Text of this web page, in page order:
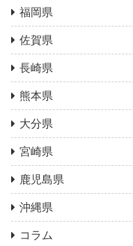
福岡県
佐賀県
長崎県
熊本県
大分県
宮崎県
鹿児島県
沖縄県
コラム